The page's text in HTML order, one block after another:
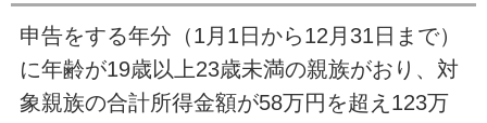
申告をする年分（1月1日から12月31日まで）
に年齢が19歳以上23歳未満の親族がおり、対
象親族の合計所得金額が58万円を超え123万